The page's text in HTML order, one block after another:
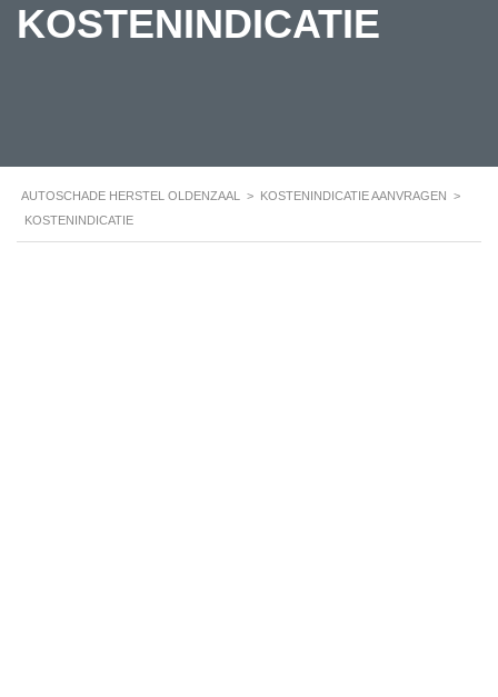
KOSTENINDICATIE
AUTOSCHADE HERSTEL OLDENZAAL > KOSTENINDICATIE AANVRAGEN >
KOSTENINDICATIE